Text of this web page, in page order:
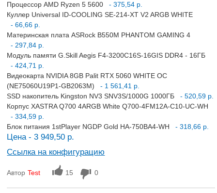
Процессор AMD Ryzen 5 5600
- 375,54 р.
Куллер Universal ID-COOLING SE-214-XT V2 ARGB WHITE
- 66,66 р.
Материнская плата ASRock B550M PHANTOM GAMING 4
- 297,84 р.
Модуль памяти G.Skill Aegis F4-3200C16S-16GIS DDR4 - 16ГБ
- 424,71 р.
Видеокарта NVIDIA 8GB Palit RTX 5060 WHITE OC
(NE75060U19P1-GB2063M)
- 1 561,41 р.
SSD накопитель Kingston NV3 SNV3S/1000G 1000ГБ
- 520,59 р.
Корпус XASTRA Q700 4ARGB White Q700-4FM12A-C10-UC-WH
- 334,59 р.
Блок питания 1stPlayer NGDP Gold HA-750BA4-WH
- 318,66 р.
Цена - 3 949,50 р.
Ссылка на конфигурацию
Автор Test 15 0